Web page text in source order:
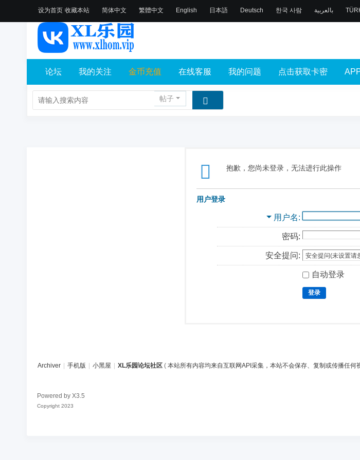
设为首页 收藏本站 简体中文 繁體中文 English 日本語 Deutsch 한국 사람 بالعربية
论坛 我的关注 金币充值 在线客服 我的问题 点击获取卡密
帖子
抱歉，您尚未登录，无法进行此操作
用户登录
用户名
密码:
安全提问:
自动登录
登录
Archiver 手机版 小黑屋 XL乐园论坛社区 ( 本站所有内容均来自互联网API采集，本站不会保存、复制或传播任
Powered by X3.5
Copyright 2023